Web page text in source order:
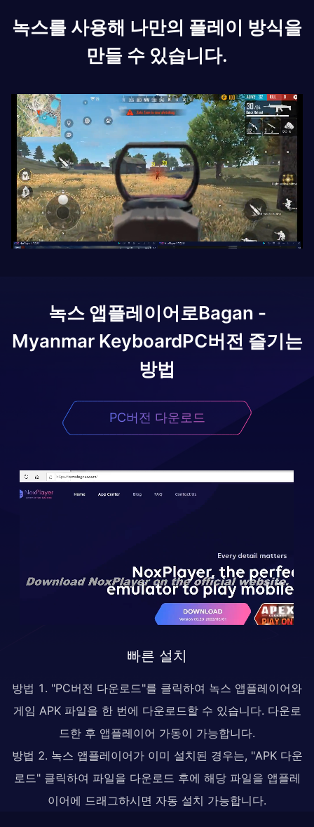
녹스를 사용해 나만의 플레이 방식을
만들 수 있습니다.
녹스 앱플레이어로Bagan -
Myanmar KeyboardPC버전 즐기는
방법
PC버전 다운로드
빠른 설치
방법 1. "PC버전 다운로드"를 클릭하여 녹스 앱플레이어와
게임 APK 파일을 한 번에 다운로드할 수 있습니다. 다운로
드한 후 앱플레이어 가동이 가능합니다.
방법 2. 녹스 앱플레이어가 이미 설치된 경우는, "APK 다운
로드" 클릭하여 파일을 다운로드 후에 해당 파일을 앱플레
이어에 드래그하시면 자동 설치 가능합니다.